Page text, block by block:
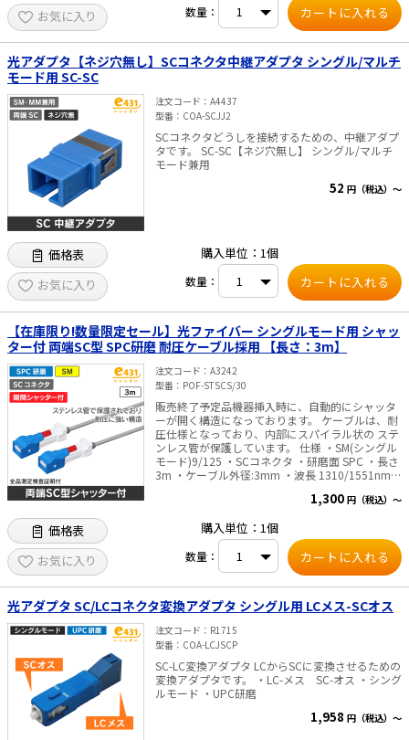
ファイバーに圧力がかかり、折損の原因となりま
す。 ご使用の際は、説明書の手順に従い、慎重に
挿入・接続していただきますようお願いいたしま
す。 上位モデルはこちら
お気に入り
数量：
光アダプタ【ネジ穴無し】SCコネクタ中継アダプタ シングル/マルチ
モード用 SC-SC
注文コード
A4437
型番
COA-SCJJ2
SCコネクタどうしを接続するための、中継アダプ
タです。 SC-SC【ネジ穴無し】 シングル/マルチ
モード兼用
52 円（税込）～
価格表
お気に入り
購入単位：1個
数量：
【在庫限り!数量限定セール】光ファイバー シングルモード用 シャッ
ター付 両端SC型 SPC研磨 耐圧ケーブル採用 【長さ：3m】
注文コード
A3242
型番
POF-STSCS/30
販売終了予定品機器挿入時に、自動的にシャッタ
ーが開く構造になっております。 ケーブルは、耐
圧仕様となっており、内部にスパイラル状の ステ
ンレス管が保護しています。 仕様 ・SM(シングル
モード)9/125 ・SCコネクタ ・研磨面 SPC ・長さ
3m ・ケーブル外径:3mm ・波長 1310/1551nm
前測定を行い「挿入損失」「リターンロス」の測
ご確認頂けるようにいたしました。
1,300 円（税込）～
価格表
お気に入り
購入単位：1個
数量：
光アダプタ SC/LCコネクタ変換アダプタ シングル用 LCメス-SCオス
注文コード
R1715
型番
COA-LCJSCP
SC-LC変換アダプタ LCからSCに変換させるための
変換アダプタです。 ・LC-メス SC-オス ・シング
ルモード ・UPC研磨
1,958 円（税込）～